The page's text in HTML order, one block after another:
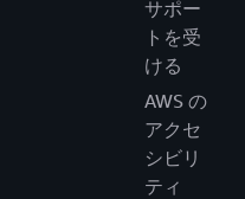
サポー
トを受
ける
AWS の
アクセ
シビリ
ティ